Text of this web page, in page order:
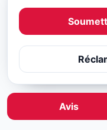
Avis